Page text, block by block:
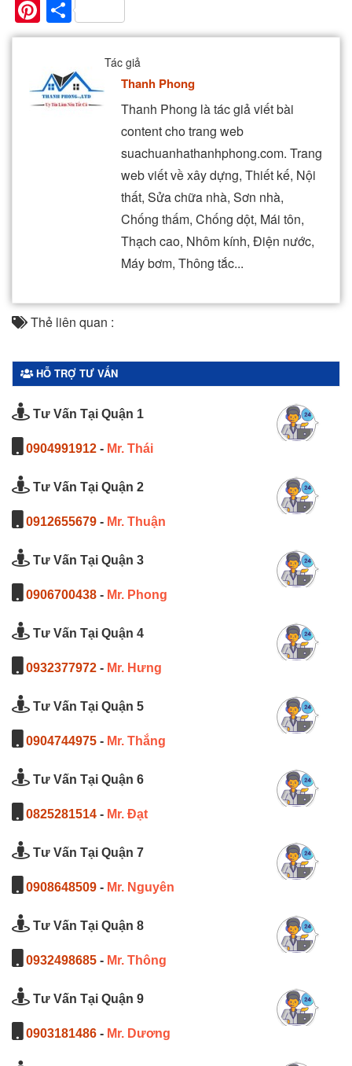
Pinterest
Share
Tác giả
Thanh Phong
Thanh Phong là tác giả viết bài
content cho trang web
suachuanhathanhphong.com. Trang
web viết về xây dựng, Thiết kế, Nội
thất, Sửa chữa nhà, Sơn nhà,
Chống thấm, Chống dột, Mái tôn,
Thạch cao, Nhôm kính, Điện nước,
Máy bơm, Thông tắc...
Thẻ liên quan :
HỖ TRỢ TƯ VẤN
Tư Vấn Tại Quận 1
0904991912 - Mr. Thái
Tư Vấn Tại Quận 2
0912655679 - Mr. Thuận
Tư Vấn Tại Quận 3
0906700438 - Mr. Phong
Tư Vấn Tại Quận 4
0932377972 - Mr. Hưng
Tư Vấn Tại Quận 5
0904744975 - Mr. Thắng
Tư Vấn Tại Quận 6
0825281514 - Mr. Đạt
Tư Vấn Tại Quận 7
0908648509 - Mr. Nguyên
Tư Vấn Tại Quận 8
0932498685 - Mr. Thông
Tư Vấn Tại Quận 9
0903181486 - Mr. Dương